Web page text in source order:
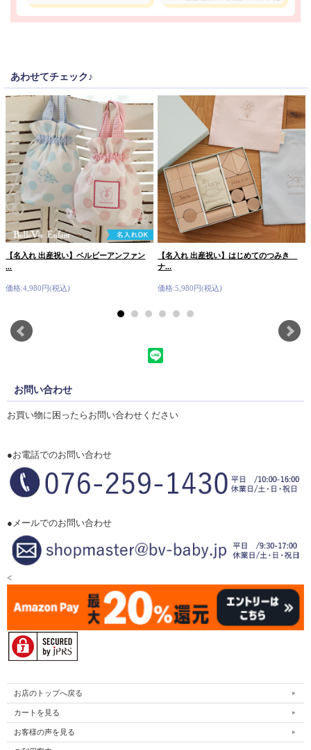
あわせてチェック♪
【名入れ 出産祝い】ベルビーアンファン
...
価格:4,980円(税込)
【名入れ 出産祝い】はじめてのつみき
ナ...
価格:5,980円(税込)
お問い合わせ
お買い物に困ったらお問い合わせください
●お電話でのお問い合わせ
●メールでのお問い合わせ
<
お店のトップへ戻る
カートを見る
お客様の声を見る